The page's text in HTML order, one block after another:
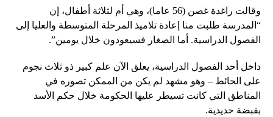
وقالت راغدة غصن (56 عاما)، وهي أم لثلاثة أطفال، إن
“المدرسة طلبت منا إعادة تلاميذ المرحلة المتوسطة والعليا إلى
الفصول الدراسية. أما الصغار فسيعودون خلال يومين”.
داخل أحد الفصول الدراسية، يعلق الآن علم كبير ذو ثلاث نجوم
على الحائط – وهو مشهد لم يكن من الممكن تصوره في
المناطق التي كانت تسيطر عليها الحكومة خلال حكم الأسد
بقبضة حديدية.